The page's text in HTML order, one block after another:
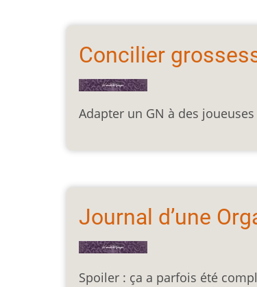
Concilier
Adapter un GN à des
Journal d’une
Spoiler : ça a parfois été